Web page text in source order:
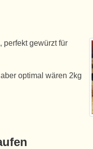
perfekt gewürzt für
optimal wären 2kg